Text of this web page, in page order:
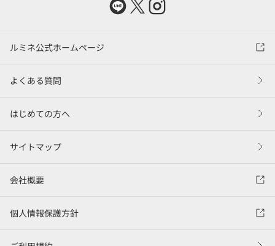
ルミネ公式ホームページ
よくある質問
はじめての方へ
サイトマップ
会社概要
個人情報保護方針